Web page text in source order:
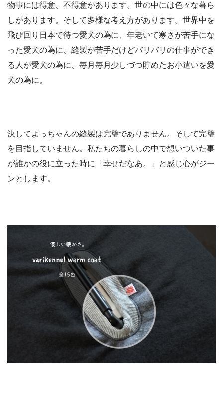
物事には得意、不得意があります。世の中には色々な暮ら
しがあります。そして多様な考え方があります。世界中を
飛び回り日本で待つ愛犬の為に、年老いて寒さが苦手にな
った愛犬の為に、縫製が苦手だけどバリバリの仕事ができ
る人が愛犬の為に、毎月毎月少しづつ貯めたお小遣いを愛
犬の為に。
決してよっちゃんの縫製は完璧でありません。そして完璧
を目指していません。私たちの暮らしの中で想いついた事
が誰かの役に立った時に「幸せだなあ。」と感じ心がジー
ンとします。